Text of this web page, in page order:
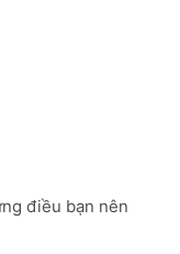
điều bạn nên